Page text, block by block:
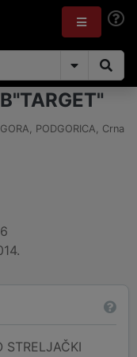
, PODGORICA, Crna
STRELJAČKI